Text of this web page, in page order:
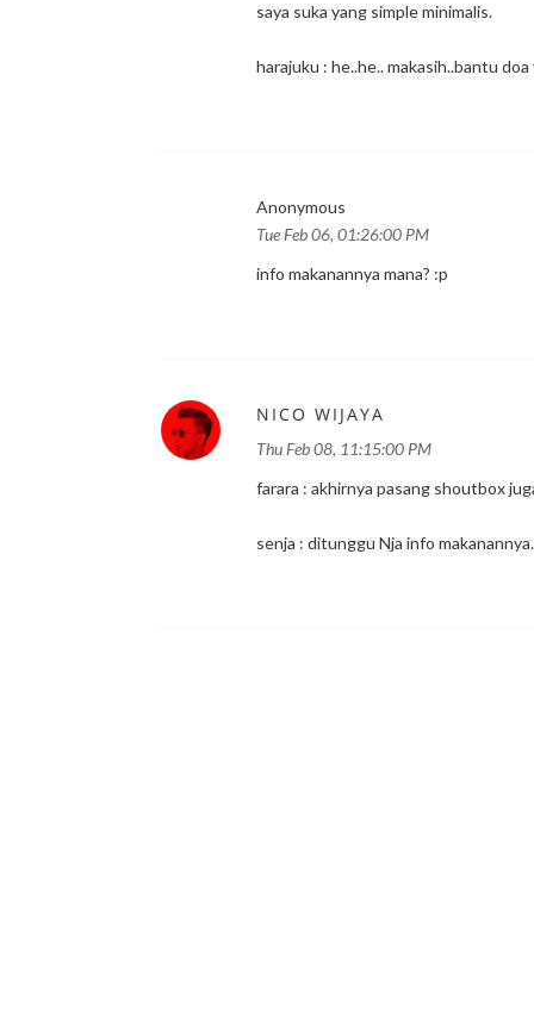
saya suka yang simple minimalis.
harajuku : he..he.. makasih..bantu doa
Anonymous
Tue Feb 06, 01:26:00 PM
info makanannya mana? :p
NICO WIJAYA
Thu Feb 08, 11:15:00 PM
farara : akhirnya pasang shoutbox
senja : ditunggu Nja info